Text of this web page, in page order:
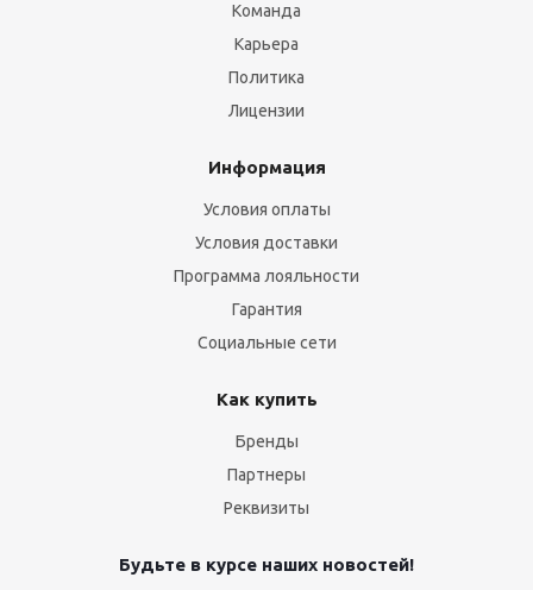
Команда
Карьера
Политика
Лицензии
Информация
Условия оплаты
Условия доставки
Программа лояльности
Гарантия
Социальные сети
Как купить
Бренды
Партнеры
Реквизиты
Будьте в курсе наших новостей!